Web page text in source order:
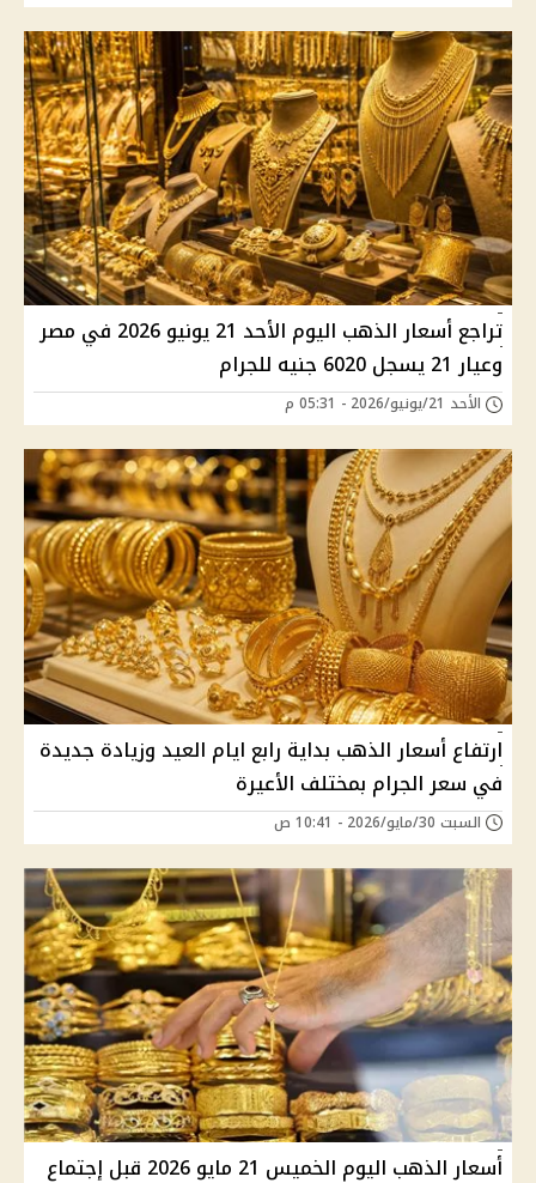
تراجع أسعار الذهب اليوم الأحد 21 يونيو 2026 في مصر
وعيار 21 يسجل 6020 جنيه للجرام
الأحد 21/يونيو/2026 - 05:31 م
ارتفاع أسعار الذهب بداية رابع ايام العيد وزيادة جديدة
في سعر الجرام بمختلف الأعيرة
السبت 30/مايو/2026 - 10:41 ص
أسعار الذهب اليوم الخميس 21 مايو 2026 قبل إجتماع